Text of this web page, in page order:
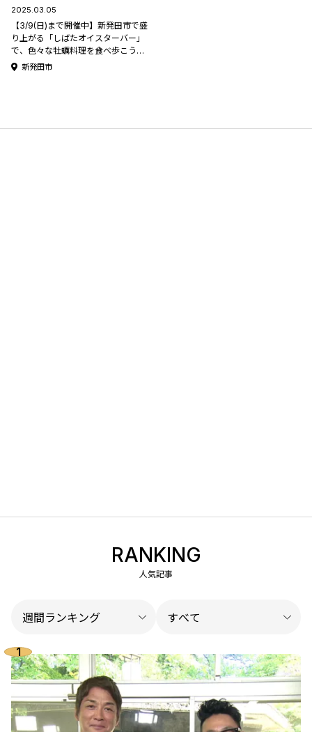
2025.03.05
【3/9(日)まで開催中】新発田市で盛
り上がる「しばたオイスターバー」
で、色々な牡蠣料理を食べ歩こう！
#FlagsNiigata #グルメ
新発田市
RANKING
人気記事